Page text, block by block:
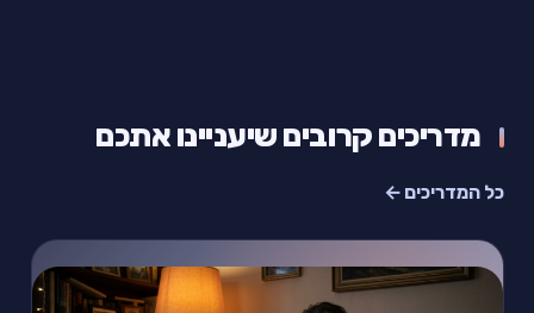
מדריכים קרובים שיעניינו אתכם
כל המדריכים ←